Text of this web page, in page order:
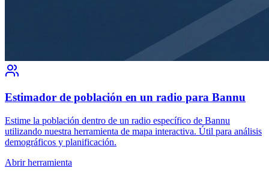
Estimador de población en un radio para Bannu
Estime la población dentro de un radio específico de Bannu
utilizando nuestra herramienta de mapa interactiva. Útil para análisis
demográficos y planificación.
Abrir herramienta